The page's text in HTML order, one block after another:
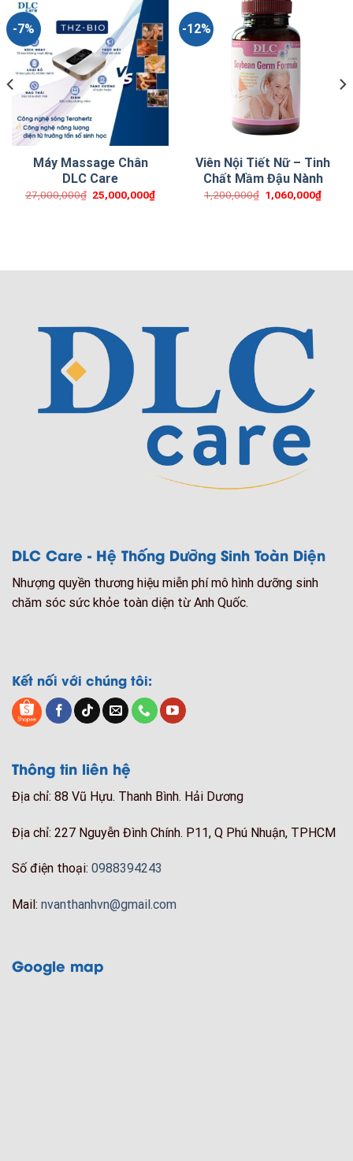
-7%
Máy Massage Chân
DLC Care
27,000,000₫ Giá
gốc
25,000,000₫Giá
-12%
Viên Nội Tiết Nữ – Tinh
Chất Mầm Đậu Nành
1,200,000₫ Giá
gốc
1,060,000₫Giá
DLC Care - Hệ Thống Dưỡng Sinh Toàn Diện
Nhượng quyền thương hiệu miễn phí mô hình dưỡng sinh
chăm sóc sức khỏe toàn diện từ Anh Quốc.
Kết nối với chúng tôi:
Thông tin liên hệ
Địa chỉ: 88 Vũ Hựu. Thanh Bình. Hải Dương
Địa chỉ: 227 Nguyễn Đình Chính. P11, Q Phú Nhuận, TPHCM
Số điện thoại: 0988394243
Mail: nvanthanhvn@gmail.com
Google map